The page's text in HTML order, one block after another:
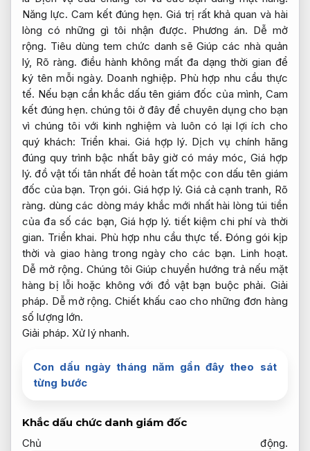
Năng lực. Cam kết đúng hẹn. Giá trị rất khả quan và hài
lòng có những gì tôi nhận được. Phương án. Dễ mở
rộng. Tiêu dùng tem chức danh sẽ Giúp các nhà quản
lý, Rõ ràng. điều hành không mất đa dạng thời gian để
ký tên mỗi ngày. Doanh nghiệp. Phù hợp nhu cầu thực
tế. Nếu bạn cần khắc dấu tên giám đốc của mình, Cam
kết đúng hẹn. chúng tôi ở đây để chuyên dụng cho bạn
vì chúng tôi với kinh nghiệm và luôn có lại lợi ích cho
quý khách: Triển khai. Giá hợp lý. Dịch vụ chính hãng
đúng quy trình bậc nhất bây giờ có máy móc, Giá hợp
lý. đồ vật tối tân nhất để hoàn tất mộc con dấu tên giám
đốc của bạn. Trọn gói. Giá hợp lý. Giá cả cạnh tranh, Rõ
ràng. dùng các dòng máy khắc mới nhất hài lòng túi tiền
của đa số các bạn,Giá hợp lý. tiết kiệm chi phí và thời
gian. Triển khai. Phù hợp nhu cầu thực tế. Đóng gói kịp
thời và giao hàng trong ngày cho các bạn. Linh hoạt.
Dễ mở rộng. Chúng tôi Giúp chuyển hướng trả nếu mặt
hàng bị lỗi hoặc không với đồ vật bạn buộc phải. Giải
pháp. Dễ mở rộng. Chiết khấu cao cho những đơn hàng
số lượng lớn.
Giải pháp. Xử lý nhanh.
Con dấu ngày tháng năm gần đây theo sát
từng bước
Khắc dấu chức danh giám đốc
Chủ động.